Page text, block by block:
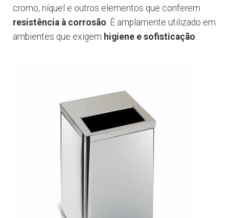
cromo, níquel e outros elementos que conferem
resistência à corrosão. É amplamente utilizado em
ambientes que exigem higiene e sofisticação.